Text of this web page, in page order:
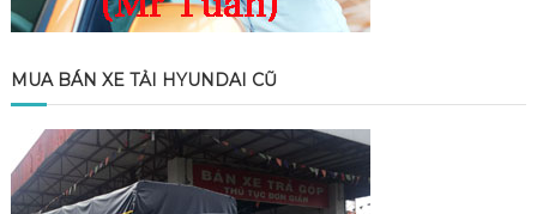
MUA BÁN XE TẢI HYUNDAI CŨ